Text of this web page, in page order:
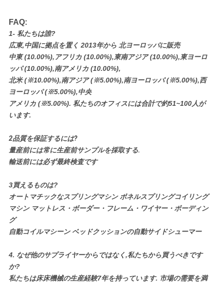
FAQ:
1- 私たちは誰?
広東,中国に拠点を置く 2013年から 北ヨーロッパに販売
中東 (10.00%),アフリカ (10.00%),東南アジア (10.00%),東ヨーロ
ッパ (10.00%),南アメリカ (10.00%),
北米 (※10.00%),南アジア (※5.00%),南ヨーロッパ (※5.00%),西
ヨーロッパ (※5.00%),中央
アメリカ (※5.00%). 私たちのオフィスには合計で約51~100人が
います.
2品質を保証するには?
量産前には常に生産前サンプルを採取する.
輸送前には必ず最終検査です
3買えるものは?
オートマチックなスプリングマシン ボネルスプリングコイリング
マシン マットレス・ボーダー・フレーム・ワイヤー・ボーディン
グ
自動コイルマシーン ベッドクッションの自動サイドシューマー
4. なぜ他のサプライヤーからではなく,私たちから買うべきです
か?
私たちは床床機械の生産経験7年を持っています. 市場の需要を満